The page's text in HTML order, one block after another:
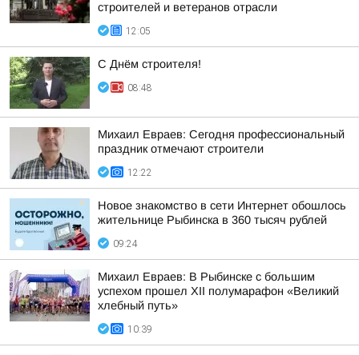
строителей и ветеранов отрасли
12:05
С Днём строителя!
08:48
Михаил Евраев: Сегодня профессиональный
праздник отмечают строители
12:22
Новое знакомство в сети Интернет обошлось
жительнице Рыбинска в 360 тысяч рублей
09:24
Михаил Евраев: В Рыбинске с большим
успехом прошел XII полумарафон «Великий
хлебный путь»
10:39